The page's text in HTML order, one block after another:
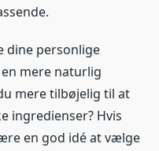
dine personlige
mere naturlig
mere tilbøjelig til at
ingredienser? Hvis
en god idé at vælge